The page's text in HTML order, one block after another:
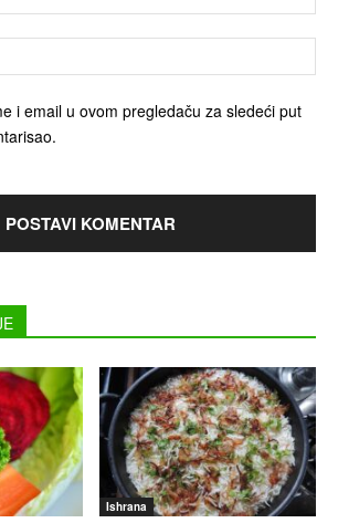
i email u ovom pregledaču za sledeći put
Ishrana